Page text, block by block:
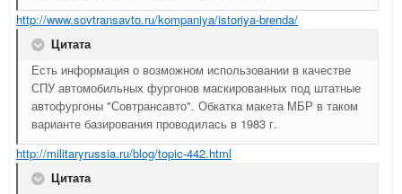
http://www.sovtransavto.ru/kompaniya/istoriya-brenda/
Цитата
Есть информация о возможном использовании в качестве
СПУ автомобильных фургонов маскированных под штатные
автофургоны "Совтрансавто". Обкатка макета МБР в таком
варианте базирования проводилась в 1983 г.
http://militaryrussia.ru/blog/topic-442.html
Цитата